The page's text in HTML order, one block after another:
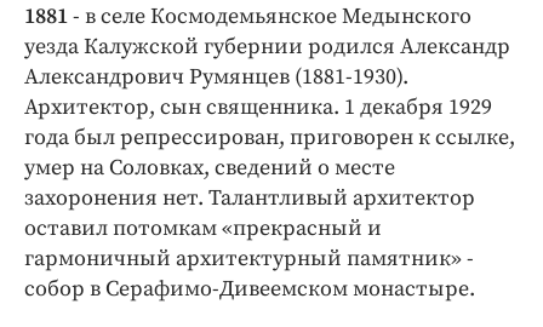
1881- в селе Космодемьянское Медынского
уезда Калужской губернии родился Александр
Александрович Румянцев (1881-1930).
Архитектор, сын священника. 1 декабря 1929
года был репрессирован, приговорен к ссылке,
умер на Соловках, сведений о месте
захоронения нет. Талантливый архитектор
оставил потомкам «прекрасный и
гармоничный архитектурный памятник» -
собор в Серафимо-Дивеемском монастыре.